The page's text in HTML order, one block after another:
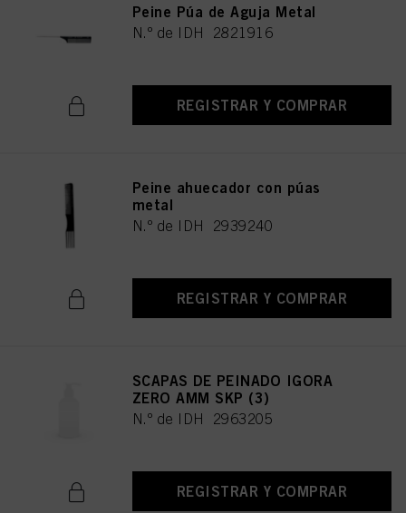
Peine Púa de Aguja Metal
N.º de IDH 2821916
REGISTRAR Y COMPRAR
Peine ahuecador con púas
metal
N.º de IDH 2939240
REGISTRAR Y COMPRAR
SCAPAS DE PEINADO IGORA
ZERO AMM SKP (3)
N.º de IDH 2963205
REGISTRAR Y COMPRAR